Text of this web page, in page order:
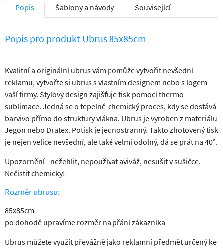
Popis Šablony a návody Související
Popis pro produkt Ubrus 85x85cm
Kvalitní a originální ubrus vám pomůže vytvořit nevšední
reklamu, vytvořte si ubrus s vlastním designem nebo s logem
vaší firmy. Stylový design zajišťuje tisk pomocí thermo
sublimace. Jedná se o tepelně-chemický proces, kdy se dostává
barvivo přímo do struktury vlákna. Ubrus je vyroben z materiálu
Jegon nebo Dratex. Potisk je jednostranný. Takto zhotovený tisk
je nejen velice nevšední, ale také velmi odolný, dá se prát na 40°.
Upozornění - nežehlit, nepoužívat aviváž, nesušit v sušičce.
Nečistit chemicky!
Rozměr ubrusu:
85x85cm
po dohodě upravíme rozměr na přání zákazníka
Ubrus můžete využít převážně jako reklamní předmět určený ke